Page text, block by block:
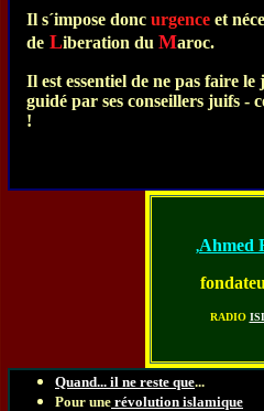
Il s´impose donc urgence et
de Liberation du Maroc.
Il est essentiel de ne pas faire
guidé par ses conseillers juifs -
!
Ahmed
,
RADIO
Quand... il ne reste que...
Pour une révolution islamique